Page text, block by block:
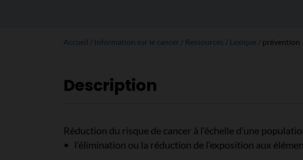
Accueil Information sur le cancer Ressources Lexique prévention
Description
Réduction du risque de cancer à l’échelle d’une
l’élimination ou la réduction de l’exposition aux